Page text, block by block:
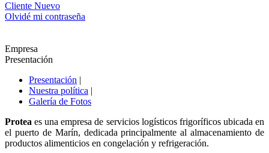
Cliente Nuevo
Olvidé mi contraseña
Empresa
Presentación
Presentación |
Nuestra política |
Galería de Fotos
Protea es una empresa de servicios logísticos frigoríficos ubicada en
el puerto de Marín, dedicada principalmente al almacenamiento de
productos alimenticios en congelación y refrigeración.